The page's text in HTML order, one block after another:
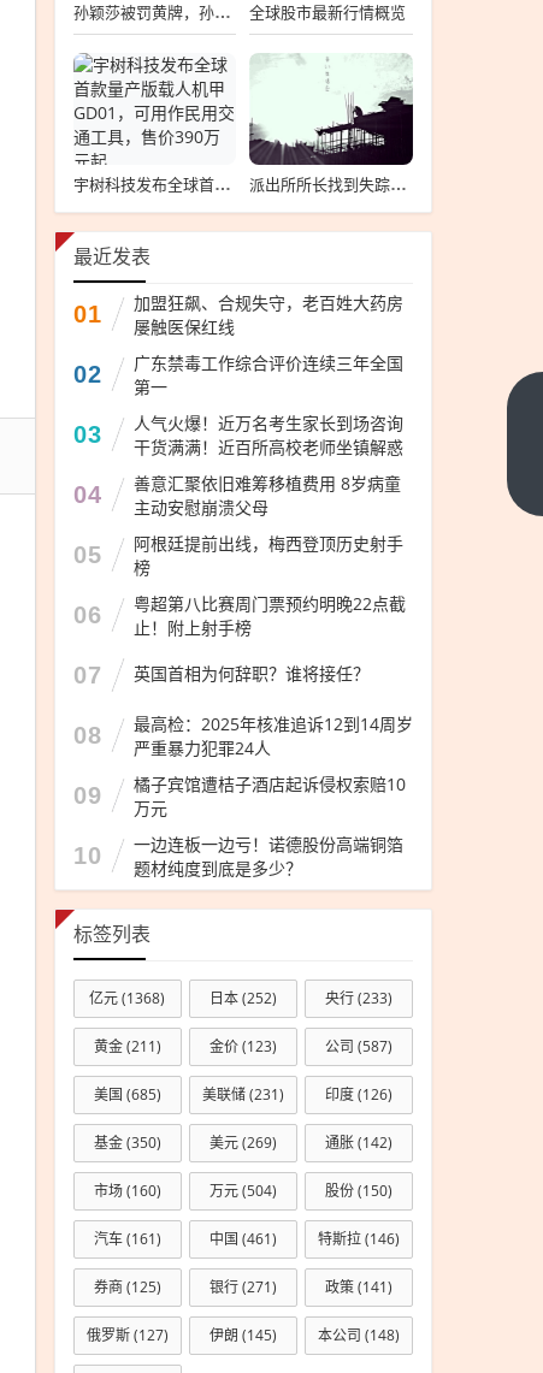
孙颖莎被罚黄牌，孙颖莎罚黄牌事件 全球股市最新行情概览
宇树科技发布全球首款量产版载人机甲GD01，可用作民用交通工具，售价390万元起 派出所所长找到失踪四岁女童后感动落泪
最近发表
01
加盟狂飙、合规失守，老百姓大药房
屡触医保红线
02
广东禁毒工作综合评价连续三年全国
第一
03
人气火爆！近万名考生家长到场咨询
干货满满！近百所高校老师坐镇解惑
04
善意汇聚依旧难筹移植费用 8岁病童
主动安慰崩溃父母
05
阿根廷提前出线，梅西登顶历史射手
榜
06
粤超第八比赛周门票预约明晚22点截
止！附上射手榜
07 英国首相为何辞职？谁将接任？
08
最高检：2025年核准追诉12到14周岁
严重暴力犯罪24人
09
橘子宾馆遭桔子酒店起诉侵权索赔10
万元
10
一边连板一边亏！诺德股份高端铜箔
题材纯度到底是多少？
标签列表
亿元(1368) 日本(252) 央行(233)
黄金(211) 金价(123) 公司 (587)
美国 (685) 美联储(231) 印度(126)
基金(350) 美元(269) 通胀(142)
市场(160) 万元(504) 股份(150)
汽车(161) 中国 (461) 特斯拉(146)
券商(125) 银行(271) 政策(141)
俄罗斯(127) 伊朗 (145) 本公司 (148)